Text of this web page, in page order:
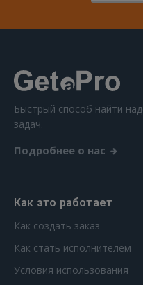
Быстрый способ найти
задач.
Подробнее о нас
Как это работает
Как создать заказ
Как стать исполнителем
Условия использования